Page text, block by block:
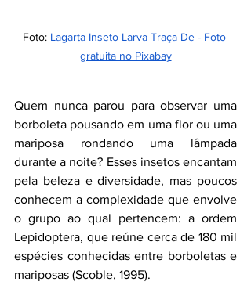
Foto: Lagarta Inseto Larva Traça De - Foto
gratuita no Pixabay
Quem nunca parou para observar uma
borboleta pousando em uma flor ou uma
mariposa rondando uma lâmpada
durante a noite? Esses insetos encantam
pela beleza e diversidade, mas poucos
conhecem a complexidade que envolve
o grupo ao qual pertencem: a ordem
Lepidoptera, que reúne cerca de 180 mil
espécies conhecidas entre borboletas e
mariposas (Scoble, 1995).